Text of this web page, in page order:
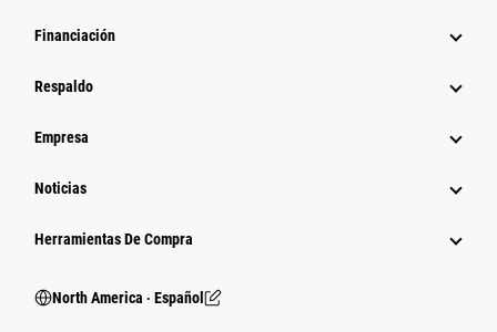
Financiación
Respaldo
Empresa
Noticias
Herramientas De Compra
North America ‧ Español